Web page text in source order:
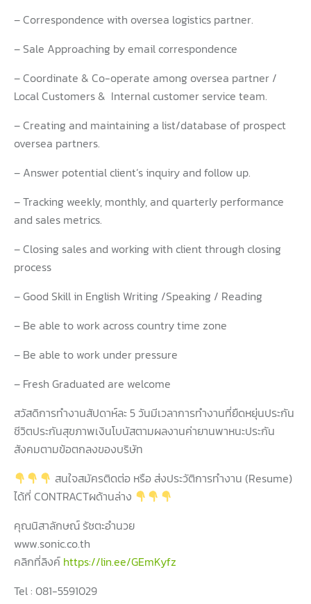
– Correspondence with oversea logistics partner.
– Sale Approaching by email correspondence
– Coordinate & Co-operate among oversea partner /
Local Customers & Internal customer service team.
– Creating and maintaining a list/database of prospect
oversea partners.
– Answer potential client’s inquiry and follow up.
– Tracking weekly, monthly, and quarterly performance
and sales metrics.
– Closing sales and working with client through closing
process
– Good Skill in English Writing /Speaking / Reading
– Be able to work across country time zone
– Be able to work under pressure
– Fresh Graduated are welcome
สวัสดิการทำงานสัปดาห์ละ 5 วันมีเวลาการทำงานที่ยืดหยุ่นประกัน
ชีวิตประกันสุขภาพเงินโบนัสตามผลงานค่ายานพาหนะประกัน
สังคมตามข้อตกลงของบริษัท
สนใจสมัครติดต่อ หรือ ส่งประวัติการทำงาน (Resume)
ได้ที่ CONTRACTผด้านล่าง
คุณนิสาลักษณ์ รัชตะอำนวย
www.sonic.co.th
คลิกที่ลิงค์ https://lin.ee/GEmKyfz
Tel : 081-5591029